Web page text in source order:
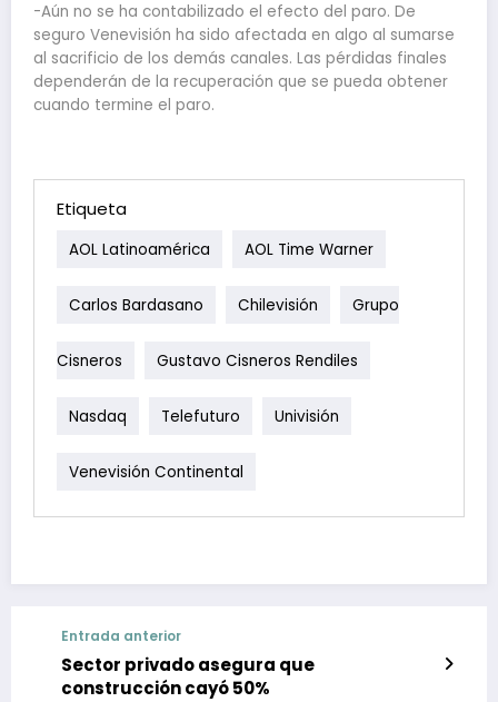
-Aún no se ha contabilizado el efecto del paro. De
seguro Venevisión ha sido afectada en algo al sumarse
al sacrificio de los demás canales. Las pérdidas finales
dependerán de la recuperación que se pueda obtener
cuando termine el paro.
Etiqueta
AOL Latinoamérica AOL Time Warner
Carlos Bardasano Chilevisión Grupo
Cisneros Gustavo Cisneros Rendiles
Nasdaq Telefuturo Univisión
Venevisión Continental
Entrada anterior
Sector privado asegura que
construcción cayó 50%